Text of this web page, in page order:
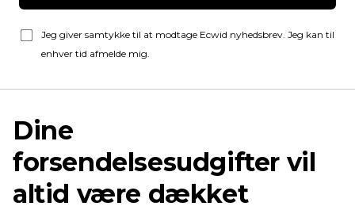
Jeg giver samtykke til at modtage Ecwid nyhedsbrev. Jeg kan til
enhver tid afmelde mig.
Dine
forsendelsesudgifter vil
altid være dækket